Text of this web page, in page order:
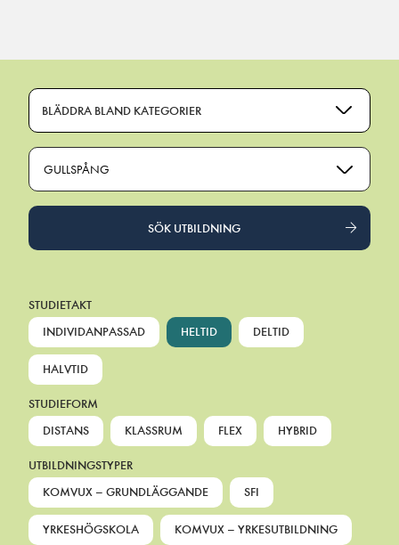
BLÄDDRA BLAND KATEGORIER
GULLSPÅNG
SÖK UTBILDNING
STUDIETAKT
INDIVIDANPASSAD
HELTID DELTID
HALVTID
STUDIEFORM
DISTANS
KLASSRUM FLEX HYBRID
UTBILDNINGSTYPER
KOMVUX – GRUNDLÄGGANDE
SFI
YRKESHÖGSKOLA KOMVUX – YRKESUTBILDNING